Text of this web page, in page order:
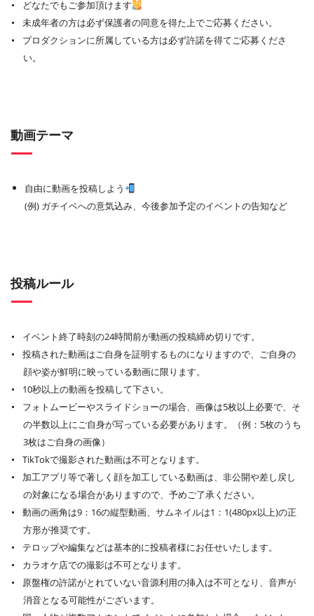
どなたでもご参加頂けます
未成年者の方は必ず保護者の同意を得た上でご応募ください。
プロダクションに所属している方は必ず許諾を得てご応募くださ
い。
動画テーマ
自由に動画を投稿しよう
(例) ガチイベへの意気込み、今後参加予定のイベントの告知など
投稿ルール
イベント終了時刻の24時間前が動画の投稿締め切りです。
投稿された動画はご自身を証明するものになりますので、ご自身の
顔や姿が鮮明に映っている動画に限ります。
10秒以上の動画を投稿して下さい。
フォトムービーやスライドショーの場合、画像は5枚以上必要で、そ
の半数以上にご自身が写っている必要があります。（例：5枚のうち
3枚はご自身の画像）
TikTokで撮影された動画は不可となります。
加工アプリ等で著しく顔を加工している動画は、非公開や差し戻し
の対象になる場合がありますので、予めご了承ください。
動画の画角は9：16の縦型動画、サムネイルは1：1(480px以上)の正
方形が推奨です。
テロップや編集などは基本的に投稿者様にお任せいたします。
カラオケ店での撮影は不可となります。
原盤権の許諾がとれていない音源利用の挿入は不可となり、音声が
消音となる可能性がございます。